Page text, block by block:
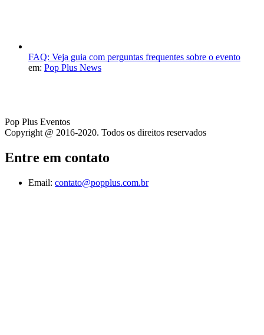
FAQ: Veja guia com perguntas frequentes sobre o evento
em: Pop Plus News
Pop Plus Eventos
Copyright @ 2016-2020. Todos os direitos reservados
Entre em contato
Email: contato@popplus.com.br